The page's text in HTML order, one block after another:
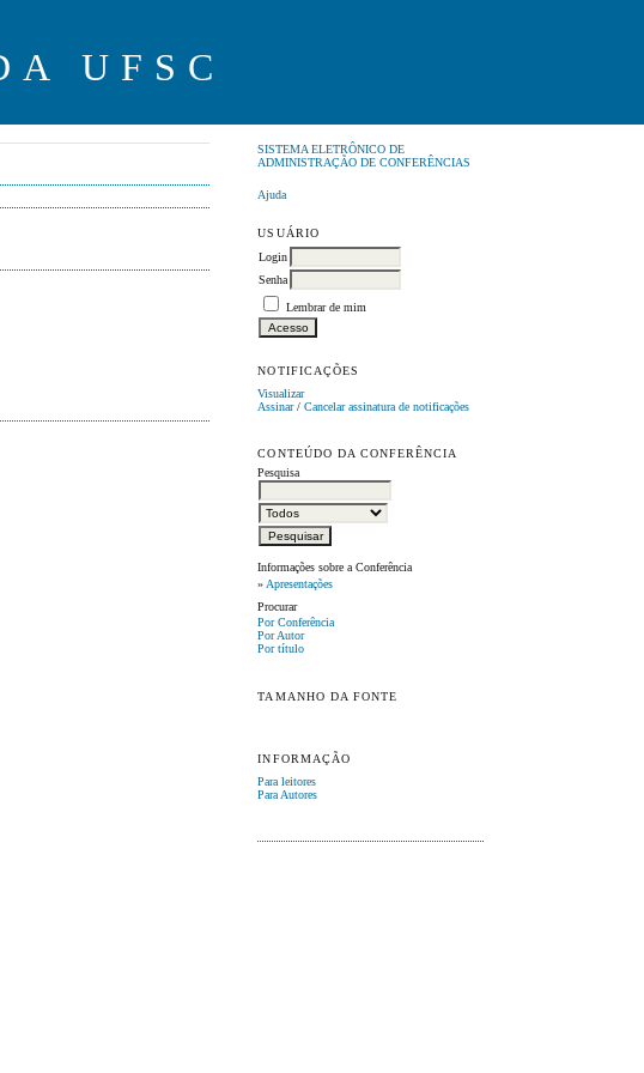
UFSC
SISTEMA ELETRÔNICO DE
ADMINISTRAÇÃO DE CONFERÊNCIAS
Ajuda
USUÁRIO
Login
Senha
Lembrar de mim
NOTIFICAÇÕES
Visualizar
Assinar/Cancelar assinatura de notificações
CONTEÚDO DA CONFERÊNCIA
Pesquisa
Informações sobre a Conferência
» Apresentações
Procurar
Por Conferência
Por Autor
Por título
TAMANHO DA FONTE
INFORMAÇÃO
Para leitores
Para Autores